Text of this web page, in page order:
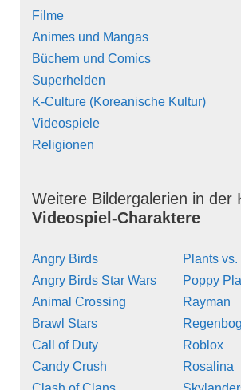
Filme
Animes und Mangas
Büchern und Comics
Superhelden
K-Culture (Koreanische Kultur)
Videospiele
Religionen
Weitere Bildergalerien in der
Videospiel-Charaktere
Angry Birds
Angry Birds Star Wars
Animal Crossing
Brawl Stars
Call of Duty
Candy Crush
Plants
Poppy
Rayman
Roblox
Rosalina